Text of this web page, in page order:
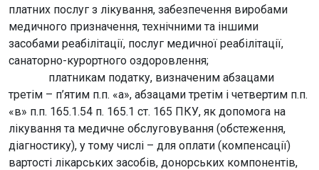
платних послуг з лікування, забезпечення виробами
медичного призначення, технічними та іншими
засобами реабілітації, послуг медичної реабілітації,
санаторно-курортного оздоровлення;
платникам податку, визначеним абзацами
третім – п’ятим п.п. «а», абзацами третім і четвертим п.п.
«в» п.п. 165.1.54 п. 165.1 ст. 165 ПКУ, як допомога на
лікування та медичне обслуговування (обстеження,
діагностику), у тому числі – для оплати (компенсації)
вартості лікарських засобів, донорських компонентів,